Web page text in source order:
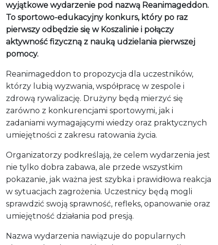
wyjątkowe wydarzenie pod nazwą Reanimageddon.
To sportowo-edukacyjny konkurs, który po raz
pierwszy odbędzie się w Koszalinie i połączy
aktywność fizyczną z nauką udzielania pierwszej
pomocy.
Reanimageddon to propozycja dla uczestników,
którzy lubią wyzwania, współpracę w zespole i
zdrową rywalizację. Drużyny będą mierzyć się
zarówno z konkurencjami sportowymi, jak i
zadaniami wymagającymi wiedzy oraz praktycznych
umiejętności z zakresu ratowania życia.
Organizatorzy podkreślają, że celem wydarzenia jest
nie tylko dobra zabawa, ale przede wszystkim
pokazanie, jak ważna jest szybka i prawidłowa reakcja
w sytuacjach zagrożenia. Uczestnicy będą mogli
sprawdzić swoją sprawność, refleks, opanowanie oraz
umiejętność działania pod presją.
Nazwa wydarzenia nawiązuje do popularnych